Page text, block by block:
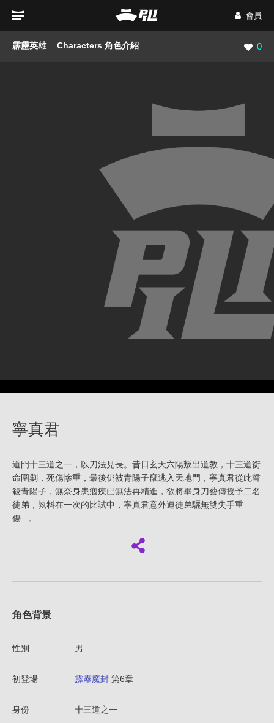
會員
霹靂英雄 Characters 角色介紹 瀏覽
0
寧真君
道門十三道之一，以刀法見長。昔日玄天六陽叛出道教，十三道銜
命圍剿，死傷慘重，最後仍被青陽子竄逃入天地門，寧真君從此誓
殺青陽子，無奈身患痼疾已無法再精進，欲將畢身刀藝傳授予二名
徒弟，孰料在一次的比試中，寧真君意外遭徒弟驪無雙失手重
傷...。
角色背景
性別 男
初登場 霹靂魔封 第6章
身份 十三道之一